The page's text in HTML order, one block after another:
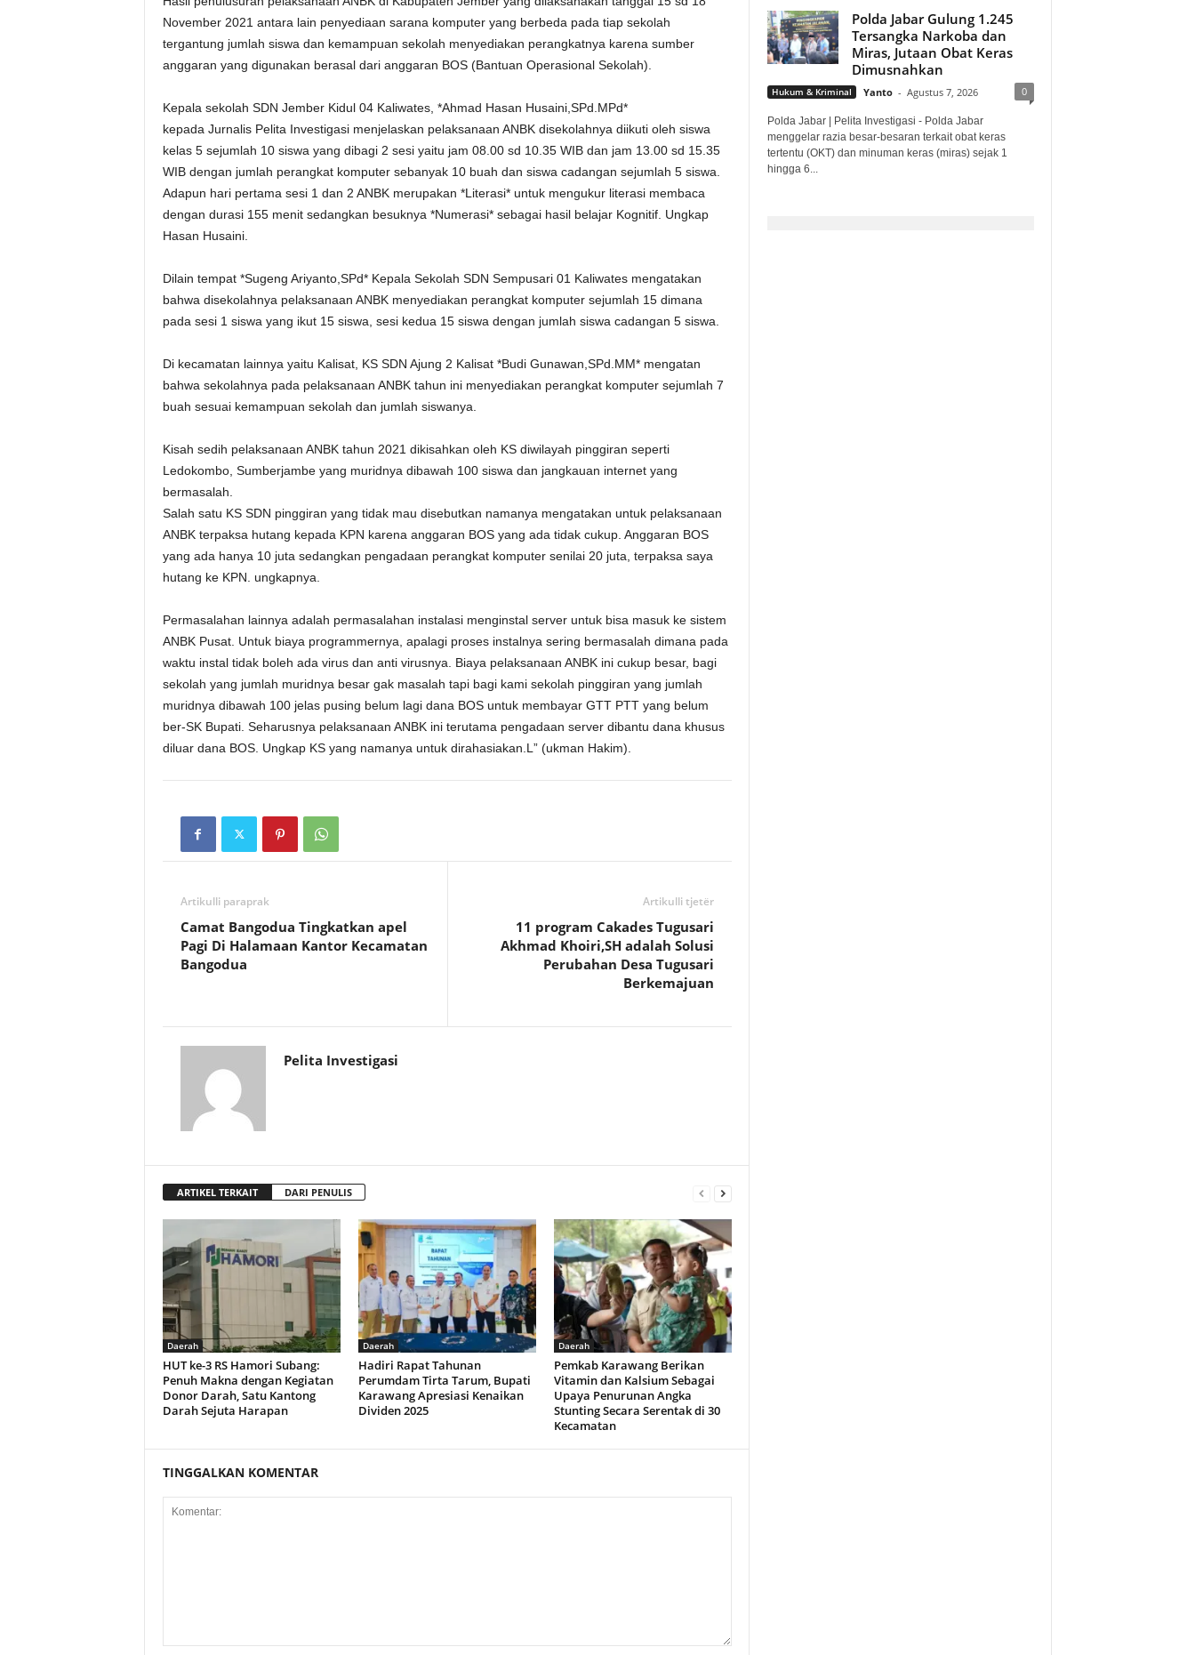
November 2021 antara lain penyediaan sarana komputer yang berbeda pada tiap sekolah
tergantung jumlah siswa dan kemampuan sekolah menyediakan perangkatnya karena sumber
anggaran yang digunakan berasal dari anggaran BOS (Bantuan Operasional Sekolah).
Kepala sekolah SDN Jember Kidul 04 Kaliwates, *Ahmad Hasan Husaini,SPd.MPd*
kepada Jurnalis Pelita Investigasi menjelaskan pelaksanaan ANBK disekolahnya diikuti oleh siswa
kelas 5 sejumlah 10 siswa yang dibagi 2 sesi yaitu jam 08.00 sd 10.35 WIB dan jam 13.00 sd 15.35
WIB dengan jumlah perangkat komputer sebanyak 10 buah dan siswa cadangan sejumlah 5 siswa.
Adapun hari pertama sesi 1 dan 2 ANBK merupakan *Literasi* untuk mengukur literasi membaca
dengan durasi 155 menit sedangkan besuknya *Numerasi* sebagai hasil belajar Kognitif. Ungkap
Hasan Husaini.
Dilain tempat *Sugeng Ariyanto,SPd* Kepala Sekolah SDN Sempusari 01 Kaliwates mengatakan
bahwa disekolahnya pelaksanaan ANBK menyediakan perangkat komputer sejumlah 15 dimana
pada sesi 1 siswa yang ikut 15 siswa, sesi kedua 15 siswa dengan jumlah siswa cadangan 5 siswa.
Di kecamatan lainnya yaitu Kalisat, KS SDN Ajung 2 Kalisat *Budi Gunawan,SPd.MM* mengatan
bahwa sekolahnya pada pelaksanaan ANBK tahun ini menyediakan perangkat komputer sejumlah 7
buah sesuai kemampuan sekolah dan jumlah siswanya.
Kisah sedih pelaksanaan ANBK tahun 2021 dikisahkan oleh KS diwilayah pinggiran seperti
Ledokombo, Sumberjambe yang muridnya dibawah 100 siswa dan jangkauan internet yang
bermasalah.
Salah satu KS SDN pinggiran yang tidak mau disebutkan namanya mengatakan untuk pelaksanaan
ANBK terpaksa hutang kepada KPN karena anggaran BOS yang ada tidak cukup. Anggaran BOS
yang ada hanya 10 juta sedangkan pengadaan perangkat komputer senilai 20 juta, terpaksa saya
hutang ke KPN. ungkapnya.
Permasalahan lainnya adalah permasalahan instalasi menginstal server untuk bisa masuk ke sistem
ANBK Pusat. Untuk biaya programmernya, apalagi proses instalnya sering bermasalah dimana pada
waktu instal tidak boleh ada virus dan anti virusnya. Biaya pelaksanaan ANBK ini cukup besar, bagi
sekolah yang jumlah muridnya besar gak masalah tapi bagi kami sekolah pinggiran yang jumlah
muridnya dibawah 100 jelas pusing belum lagi dana BOS untuk membayar GTT PTT yang belum
ber-SK Bupati. Seharusnya pelaksanaan ANBK ini terutama pengadaan server dibantu dana khusus
diluar dana BOS. Ungkap KS yang namanya untuk dirahasiakan.L” (ukman Hakim).
Artikulli paraprak
Camat Bangodua Tingkatkan apel
Pagi Di Halamaan Kantor Kecamatan
Bangodua
Artikulli tjetër
11 program Cakades Tugusari
Akhmad Khoiri,SH adalah Solusi
Perubahan Desa Tugusari
Berkemajuan
Pelita Investigasi
ARTIKEL TERKAIT DARI PENULIS
Daerah
HUT ke-3 RS Hamori Subang:
Penuh Makna dengan Kegiatan
Donor Darah, Satu Kantong
Darah Sejuta Harapan
Daerah
Hadiri Rapat Tahunan
Perumdam Tirta Tarum, Bupati
Karawang Apresiasi Kenaikan
Dividen 2025
Daerah
Pemkab Karawang Berikan
Vitamin dan Kalsium Sebagai
Upaya Penurunan Angka
Stunting Secara Serentak di 30
Kecamatan
TINGGALKAN KOMENTAR
Polda Jabar Gulung 1.245
Tersangka Narkoba dan
Miras, Jutaan Obat Keras
Dimusnahkan
Hukum & Kriminal Yanto - Agustus 7, 2026 0
Polda Jabar | Pelita Investigasi - Polda Jabar
menggelar razia besar-besaran terkait obat keras
tertentu (OKT) dan minuman keras (miras) sejak 1
hingga 6...